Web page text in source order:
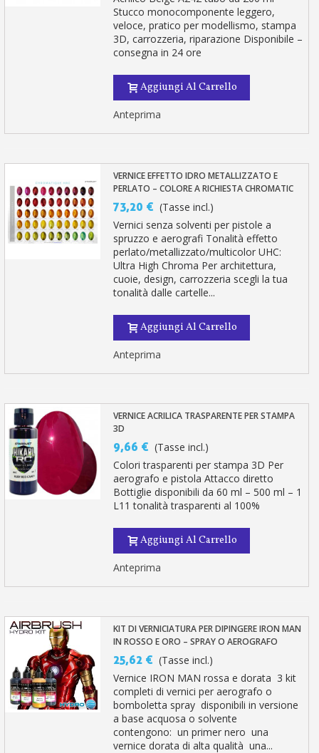
Stucco monocomponente leggero,
veloce, pratico per modellismo, stampa
3D, carrozzeria, riparazione Disponibile –
consegna in 24 ore
Aggiungi Al Carrello
Anteprima
VERNICE EFFETTO IDRO METALLIZZATO E
PERLATO – COLORE A RICHIESTA CHROMATIC
73,20 € (Tasse incl.)
Vernici senza solventi per pistole a
spruzzo e aerografi Tonalità effetto
perlato/metallizzato/multicolor UHC:
Ultra High Chroma Per architettura,
cuoie, design, carrozzeria scegli la tua
tonalità dalle cartelle...
Aggiungi Al Carrello
Anteprima
VERNICE ACRILICA TRASPARENTE PER STAMPA
3D
9,66 € (Tasse incl.)
Colori trasparenti per stampa 3D Per
aerografo e pistola Attacco diretto
Bottiglie disponibili da 60 ml – 500 ml – 1
L11 tonalità trasparenti al 100%
Aggiungi Al Carrello
Anteprima
KIT DI VERNICIATURA PER DIPINGERE IRON MAN
IN ROSSO E ORO – SPRAY O AEROGRAFO
25,62 € (Tasse incl.)
Vernice IRON MAN rossa e dorata 3 kit
completi di vernici per aerografo o
bomboletta spray disponibili in versione
a base acquosa o solvente
contengono: un primer nero una
vernice dorata di alta qualità una...